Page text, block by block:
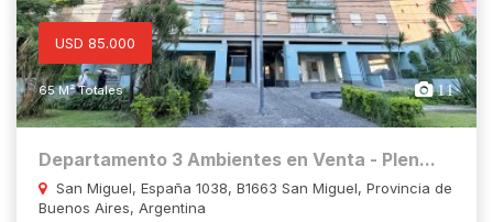
USD 85.000
65 M² Totales 11
Departamento 3 Ambientes en Venta - Plen...
San Miguel, España 1038, B1663 San Miguel, Provincia de
Buenos Aires, Argentina